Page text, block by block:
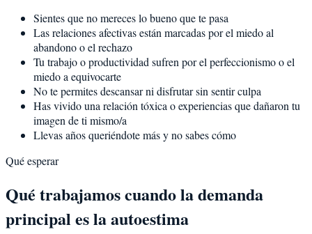
Sientes que no mereces lo bueno que te pasa
Las relaciones afectivas están marcadas por el miedo al
abandono o el rechazo
Tu trabajo o productividad sufren por el perfeccionismo o el
miedo a equivocarte
No te permites descansar ni disfrutar sin sentir culpa
Has vivido una relación tóxica o experiencias que dañaron tu
imagen de ti mismo/a
Llevas años queriéndote más y no sabes cómo
Qué esperar
Qué trabajamos cuando la demanda
principal es la autoestima